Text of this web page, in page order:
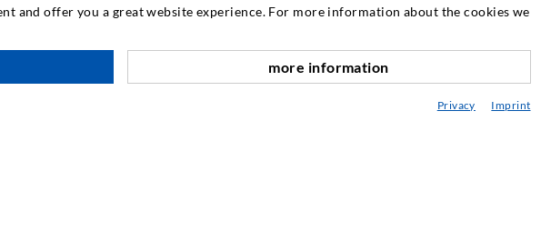
SERVIS
Knihovna
Poradenství / Plánování / Provedení
and offer you a great website experience. For more information about the cookies we
more information
Privacy Imprint